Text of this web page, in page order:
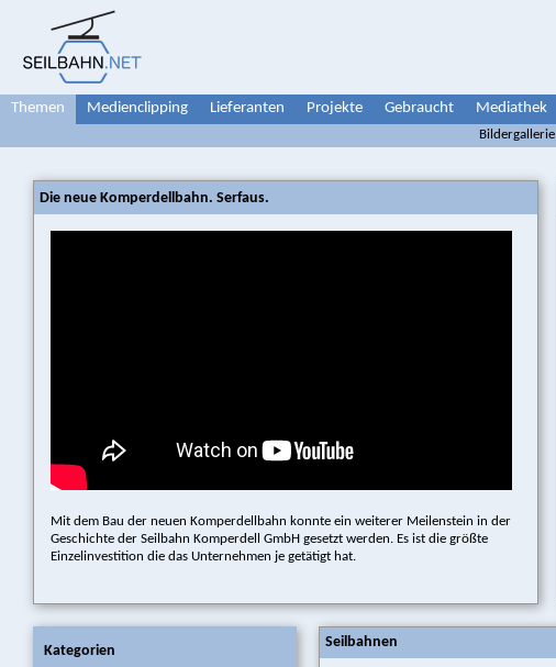
Themen Medienclipping Lieferanten Projekte Gebraucht Mediathek
Bildergallerie
Die neue Komperdellbahn. Serfaus.
Mit dem Bau der neuen Komperdellbahn konnte ein weiterer Meilenstein in der
Geschichte der Seilbahn Komperdell GmbH gesetzt werden. Es ist die größte
Einzelinvestition die das Unternehmen je getätigt hat.
Kategorien
Seilbahnen